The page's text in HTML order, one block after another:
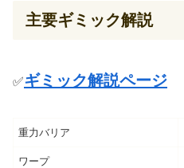
主要ギミック解説
✅️ギミック解説ページ
重力バリア
ワープ